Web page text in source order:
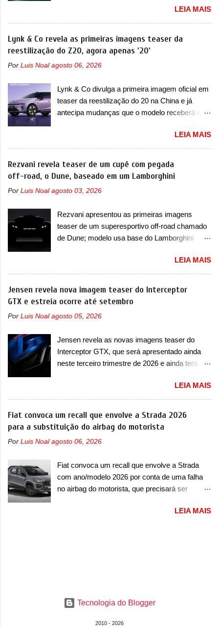
nada os primeiros consumidores). Pelas
imagens teaser, se percebe que o sedã contará
com um novo para-choque na dianteira. Ele
passa a trazer um vinco horizontal mais
destacado que atravessa toda a dianteira do
faróis. Ele ainda possui um espaço para a placa
novo abaixo do vinco e uma nova entrada de ar
inferio...
como uma marca com utilitários esportivos, a
Fang Cheng Bao nasceu como uma empresa
voltada a desenvolver utilitários esportivos com
uma pegada mais off-road. E isso funcionou
muito bem com o lançamento dos modelos Bao
5 e Bao 8, além do Tai 3 e Tai 7. Agora, a marca
de... sedãs. Antecipado por imagens teaser, o
Formula S será o primeiro três volumes da
Fang Cheng Bao, que parece se perder na sua
marca divulgou algumas imagens externas e
informações sobre o sedã, que terá seu
lançamento ainda neste ano de 2026. Em
termos de design, o Formula S segue
basicamente as mesmas linhas do conceito
aconteceu no primeiro semestre. Na dianteira, o
sedã conta com faróis mais quadrados e
compactos, com luzes ...
LEIA MAIS
Lynk & Co revela as primeiras imagens teaser da
reestilização do Z20, agora apenas '20'
Por Luis Noal agosto 06, 2026
Lynk & Co divulga a primeira imagem oficial em
teaser da reestilização do 20 na China e já
antecipa mudanças que o modelo receberá em
apresentar na China as primeiras mudanças
para o Z20, um misto de hatch com SUV que é
vendido no mercado chinês desde o
lançamento, em 2024. Agora, o modelo passará
por sua primeira mudança visual e também
mudará de nome. Vendido na Europa como 02
vendido na China apenas como ‘20’. Junto das
mudanças visuais, a marca confirmou que ele
pode ser um dos primeiros produtos da
Chamado de ’16 em 1’, também chamado de
Thunder, ele apresenta uma melhoria de
eficiência térmica e integra 12 elementos de
hardware. Entre eles, motor elétrico, controlador
de motor, redutor, conversor CC-CC, OBC,
de pré-carga e gateway de domínio de energia.
Há mais quatro recursos de software como
gerenciamento...
LEIA MAIS
Rezvani revela teaser de um cupê com pegada
off-road, o Dune, baseado em um Lamborghini
Por Luis Noal agosto 03, 2026
Rezvani apresentou as primeiras imagens
teaser de um superesportivo off-road chamado
de Dune; modelo usa base do Lamborghini
apresentou as primeiras imagens teaser de um
novo superesportivo que vai oferecer aos seus
consumidores. Trata-se do Dune, um cupê
superesportivo que terá uma proposta off-road
tiveram, como o Porsche 911 Dakar e o...
italiano tem grande parte no desenvolvimento
do Dune. Baseado no Huracán, o Dune nasce
com uma proposta similar ao que a marca
característico da Rezvani. Junto com as
imagens, a marca já confirmou que o Dune será
um carro muito exclusivo. Ao todo, serão
apenas sete unidades produzidas... para todo
equipado com um motor V10 Supercharger
capaz de desenvolver cerca de 800cv que
separou a performance exótica da aventura i...
LEIA MAIS
Jensen revela nova imagem teaser do Interceptor
GTX e estreia ocorre até setembro
Por Luis Noal agosto 05, 2026
Jensen revela as novas imagens teaser do
Interceptor GTX, que será apresentado ainda
neste terceiro trimestre de 2026 e ainda terá
International Automotive (abreviação de JIA)
apresentou uma nova imagem teaser que
mostra como será o Interceptor GTX, o
esportivo que recolocará a marca no mercado.
O granturismo (GT) apareceu em uma nova
imagem de traseira, onde ele aparece o para-
esportivo será apresentado no terceiro trimestre
de 2026, ou seja, acontecerá entre os meses de
julho e setembro (e já estamos em agosto), ou
o dia 30 de setembro. A marca confirmou que
para "div...
LEIA MAIS
Fiat convoca um recall que envolve a Strada 2026
para a substituição do airbag do motorista
Por Luis Noal agosto 06, 2026
Fiat convoca um recall que envolve a Strada
com ano/modelo 2026 por conta de uma falha
no airbag do motorista, que precisará ser
de outubro de 2025 que envolve os proprietários
substituído porque pode ter sido produzido de
LEIA MAIS
Tecnologia do Blogger
2010 - 2026